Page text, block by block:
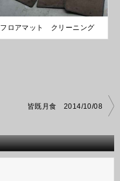
フロアマット クリーニング
皆既月食 2014/10/08